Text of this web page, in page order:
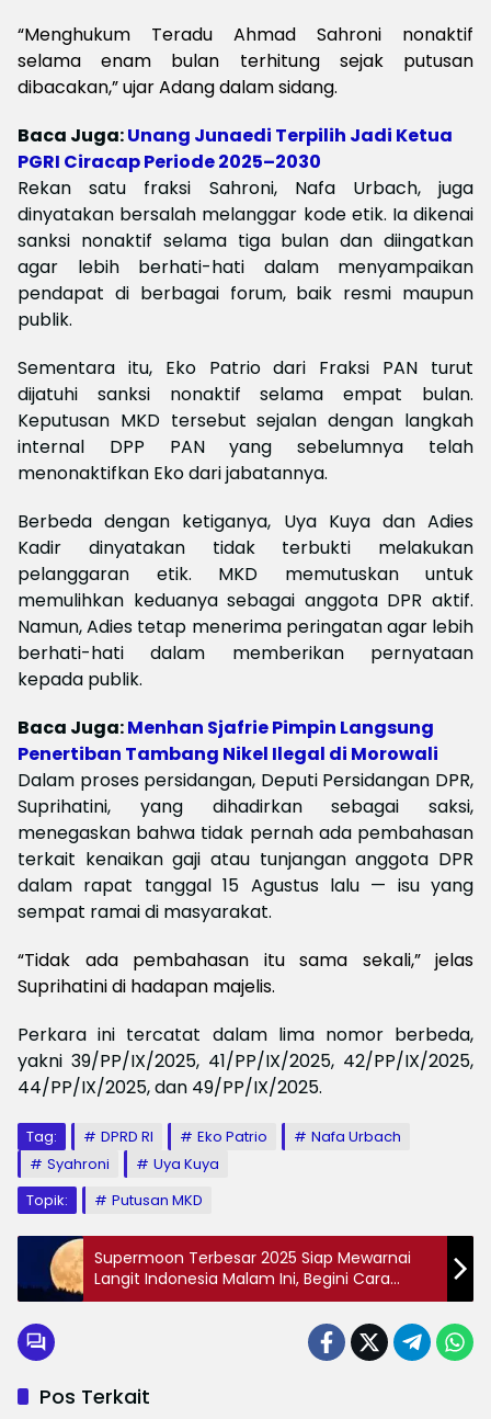
“Menghukum Teradu Ahmad Sahroni nonaktif
selama enam bulan terhitung sejak putusan
dibacakan,” ujar Adang dalam sidang.
Baca Juga:Unang Junaedi Terpilih Jadi Ketua
PGRI Ciracap Periode 2025–2030
Rekan satu fraksi Sahroni, Nafa Urbach, juga
dinyatakan bersalah melanggar kode etik. Ia dikenai
sanksi nonaktif selama tiga bulan dan diingatkan
agar lebih berhati-hati dalam menyampaikan
pendapat di berbagai forum, baik resmi maupun
publik.
Sementara itu, Eko Patrio dari Fraksi PAN turut
dijatuhi sanksi nonaktif selama empat bulan.
Keputusan MKD tersebut sejalan dengan langkah
internal DPP PAN yang sebelumnya telah
menonaktifkan Eko dari jabatannya.
Berbeda dengan ketiganya, Uya Kuya dan Adies
Kadir dinyatakan tidak terbukti melakukan
pelanggaran etik. MKD memutuskan untuk
memulihkan keduanya sebagai anggota DPR aktif.
Namun, Adies tetap menerima peringatan agar lebih
berhati-hati dalam memberikan pernyataan
kepada publik.
Baca Juga:Menhan Sjafrie Pimpin Langsung
Penertiban Tambang Nikel Ilegal di Morowali
Dalam proses persidangan, Deputi Persidangan DPR,
Suprihatini, yang dihadirkan sebagai saksi,
menegaskan bahwa tidak pernah ada pembahasan
terkait kenaikan gaji atau tunjangan anggota DPR
dalam rapat tanggal 15 Agustus lalu — isu yang
sempat ramai di masyarakat.
“Tidak ada pembahasan itu sama sekali,” jelas
Suprihatini di hadapan majelis.
Perkara ini tercatat dalam lima nomor berbeda,
yakni 39/PP/IX/2025, 41/PP/IX/2025, 42/PP/IX/2025,
44/PP/IX/2025, dan 49/PP/IX/2025.
Tag: DPRD RI Eko Patrio
Nafa Urbach
Syahroni
Uya Kuya
Topik:
Putusan MKD
Supermoon Terbesar 2025 Siap Mewarnai
Langit Indonesia Malam Ini, Begini Cara
Terbaik Menyaksikannya!
Pos Terkait